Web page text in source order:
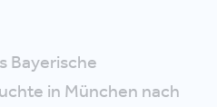
Bayerische
in München nach